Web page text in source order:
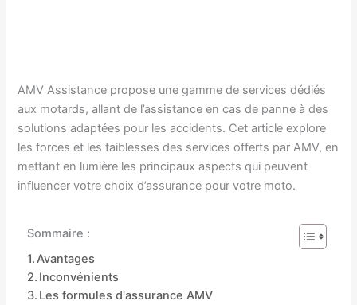
AMV Assistance propose une gamme de services dédiés
aux motards, allant de l’assistance en cas de panne à des
solutions adaptées pour les accidents. Cet article explore
les forces et les faiblesses des services offerts par AMV, en
mettant en lumière les principaux aspects qui peuvent
influencer votre choix d’assurance pour votre moto.
Sommaire :
Avantages
Inconvénients
Les formules d'assurance AMV